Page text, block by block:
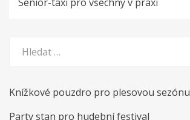
Knížkové pouzdro pro plesovou sezónu
Party stan pro hudební festival